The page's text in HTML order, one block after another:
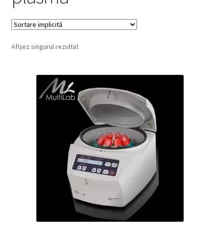
Plată
Request a Quote
Condiții generale
Prelucrarea datelor cu caracter personal
Afișez singurul rezultat